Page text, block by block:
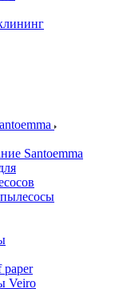
Santoemma
paper
Veiro